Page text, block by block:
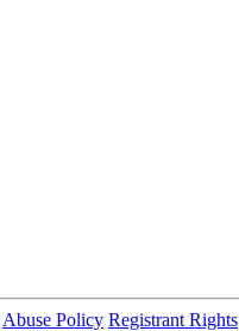
Abuse Policy Registrant Rights